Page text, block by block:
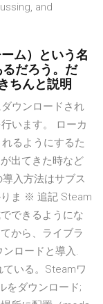
and
ム）という名
だろう。だ
ちんと説明
ウンロードされ
います。 ローカ
るようにするた
出てきた時など
入方法はサブス
りま ※ 追記 Steam
できるようにな
から、ライブラ
ロードと導入.
いる。Steamワ
をダウンロード;